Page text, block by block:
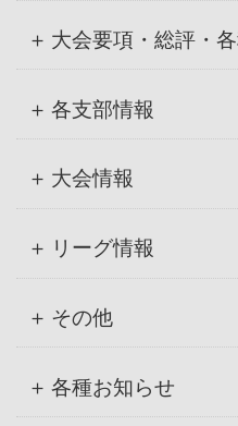
大会要項・総評・
各支部情報
大会情報
リーグ情報
その他
各種お知らせ